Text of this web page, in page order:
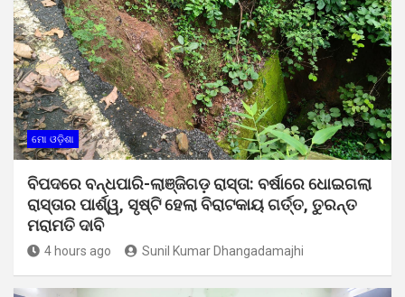
ମୋ ଓଡ଼ିଶା
ବିପଦରେ ବନ୍ଧପାରି-ଲାଞ୍ଜିଗଡ଼ ରାସ୍ତା: ବର୍ଷାରେ ଧୋଇଗଲା
ରାସ୍ତାର ପାର୍ଶ୍ୱ, ସୃଷ୍ଟି ହେଲା ବିରାଟକାୟ ଗର୍ତ୍ତ, ତୁରନ୍ତ
ମରାମତି ଦାବି
4 hours ago Sunil Kumar Dhangadamajhi